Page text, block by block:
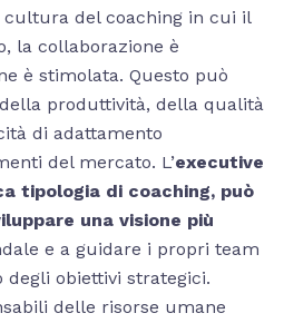
del coaching in cui il
la collaborazione è
è stimolata. Questo può
produttività, della qualità
di adattamento
del mercato. L’executive
tipologia di coaching, può
una visione più
e a guidare i propri team
degli obiettivi strategici.
delle risorse umane